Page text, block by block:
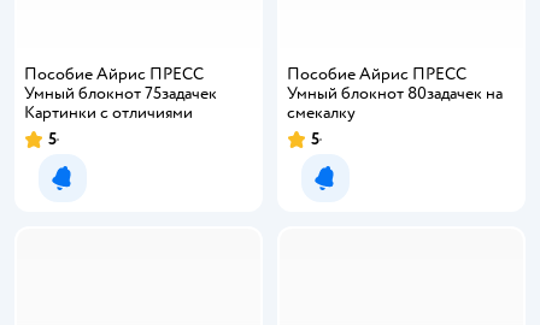
Пособие Айрис ПРЕСС
Умный блокнот 75задачек
Картинки с отличиями
5
Уведомить о появлении
Пособие Айрис ПРЕСС
Умный блокнот 80задачек на
смекалку
5
Уведомить о появлении